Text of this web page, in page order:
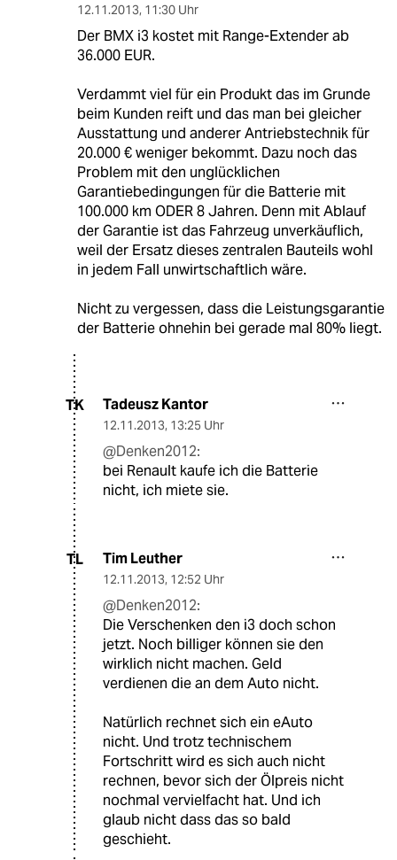
12.11.2013, 11:30 Uhr
Der BMX i3 kostet mit Range-Extender ab
36.000 EUR.
Verdammt viel für ein Produkt das im Grunde
beim Kunden reift und das man bei gleicher
Ausstattung und anderer Antriebstechnik für
20.000 € weniger bekommt. Dazu noch das
Problem mit den unglücklichen
Garantiebedingungen für die Batterie mit
100.000 km ODER 8 Jahren. Denn mit Ablauf
der Garantie ist das Fahrzeug unverkäuflich,
weil der Ersatz dieses zentralen Bauteils wohl
in jedem Fall unwirtschaftlich wäre.
Nicht zu vergessen, dass die Leistungsgarantie
der Batterie ohnehin bei gerade mal 80% liegt.
TK Tadeusz Kantor
12.11.2013, 13:25 Uhr
@Denken2012:
bei Renault kaufe ich die Batterie
nicht, ich miete sie.
TL Tim Leuther
12.11.2013, 12:52 Uhr
@Denken2012:
Die Verschenken den i3 doch schon
jetzt. Noch billiger können sie den
wirklich nicht machen. Geld
verdienen die an dem Auto nicht.
Natürlich rechnet sich ein eAuto
nicht. Und trotz technischem
Fortschritt wird es sich auch nicht
rechnen, bevor sich der Ölpreis nicht
nochmal vervielfacht hat. Und ich
glaub nicht dass das so bald
geschieht.